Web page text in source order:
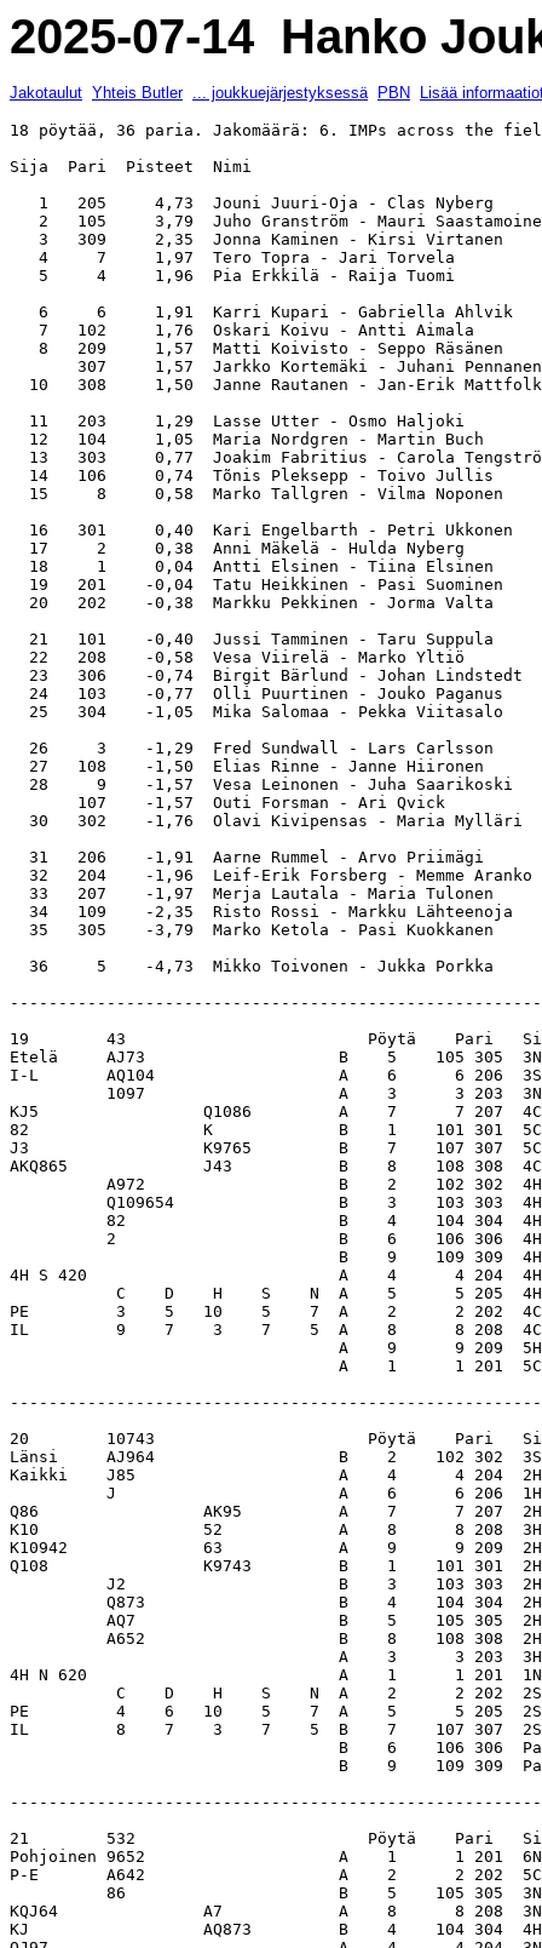
2025-07-14 Hanko
Jakotaulut Yhteis Butler ... joukkuejärjestyksessä PBN Lisää
18 pöytää, 36 paria. Jakomäärä: 6. IMPs across the
Sija  Pari  Pisteet  Nimi
1   205     4,73  Jouni Juuri-Oja -
2   105     3,79  Juho Granström -
3   309     2,35  Jonna Kaminen - Kirsi
4     7     1,97  Tero Topra - Jari
5     4     1,96  Pia Erkkilä - Raija
6     6     1,91  Karri Kupari -
7   102     1,76  Oskari Koivu - Antti
8   209     1,57  Matti Koivisto - Seppo
307     1,57  Jarkko Kortemäki -
10   308     1,50  Janne Rautanen - Jan-Erik
11   203     1,29  Lasse Utter - Osmo
12   104     1,05  Maria Nordgren - Martin
13   303     0,77  Joakim Fabritius -
14   106     0,74  Tõnis Pleksepp - Toivo
15     8     0,58  Marko Tallgren - Vilma
16   301     0,40  Kari Engelbarth - Petri
17     2     0,38  Anni Mäkelä - Hulda Nyberg
18     1     0,04  Antti Elsinen - Tiina
19   201    -0,04  Tatu Heikkinen - Pasi
20   202    -0,38  Markku Pekkinen - Jorma
21   101    -0,40  Jussi Tamminen - Taru
22   208    -0,58  Vesa Viirelä - Marko Yltiö
23   306    -0,74  Birgit Bärlund - Johan
24   103    -0,77  Olli Puurtinen - Jouko
25   304    -1,05  Mika Salomaa - Pekka
26     3    -1,29  Fred Sundwall - Lars
27   108    -1,50  Elias Rinne - Janne
28     9    -1,57  Vesa Leinonen - Juha
107    -1,57  Outi Forsman - Ari Qvick
30   302    -1,76  Olavi Kivipensas - Maria Mylläri
31   206    -1,91  Aarne Rummel - Arvo
32   204    -1,96  Leif-Erik Forsberg -
33   207    -1,97  Merja Lautala - Maria
34   109    -2,35  Risto Rossi - Markku
35   305    -3,79  Marko Ketola - Pasi Kuokkanen